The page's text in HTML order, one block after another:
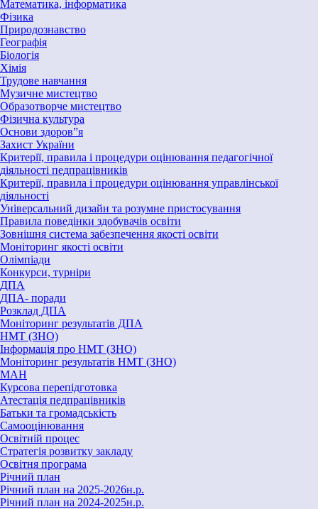
Математика, інформатика
Фізика
Природознавство
Географія
Біологія
Хімія
Трудове навчання
Музичне мистецтво
Образотворче мистецтво
Фізична культура
Основи здоров”я
Захист України
Критерії, правила і процедури оцінювання педагогічної
діяльності педпрацівників
Критерії, правила і процедури оцінювання управлінської
діяльності
Універсальний дизайн та розумне пристосування
Правила поведінки здобувачів освіти
Зовнішня система забезпечення якості освіти
Моніторинг якості освіти
Олімпіади
Конкурси, турніри
ДПА
ДПА- поради
Розклад ДПА
Моніторинг результатів ДПА
НМТ (ЗНО)
Інформація про НМТ (ЗНО)
Моніторинг результатів НМТ (ЗНО)
МАН
Курсова перепідготовка
Атестація педпрацівників
Батьки та громадськість
Самооцінювання
Освітній процес
Стратегія розвитку закладу
Освітня програма
Річний план
Річний план на 2025-2026н.р.
Річний план на 2024-2025н.р.